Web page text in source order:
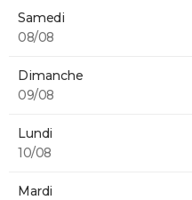
Samedi
08/08
Dimanche
09/08
Lundi
10/08
Mardi